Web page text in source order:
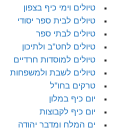
טיולים וימי כיף בצפון
טיולים לבית ספר יסודי
טיולים לבתי ספר
טיולים לחט"ב ולתיכון
טיולים למוסדות חרדיים
טיולים לשבת ולמשפחות
טרקים בחו"ל
יום כיף במלון
יום כיף לקבוצות
ים המלח ומדבר יהודה